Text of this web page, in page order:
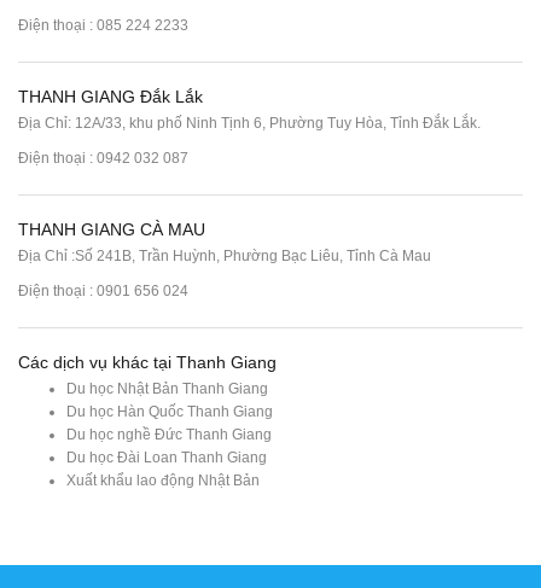
Điện thoại : 085 224 2233
THANH GIANG Đắk Lắk
Địa Chỉ: 12A/33, khu phố Ninh Tịnh 6, Phường Tuy Hòa, Tỉnh Đắk Lắk.
Điện thoại : 0942 032 087
THANH GIANG CÀ MAU
Địa Chỉ :Số 241B, Trần Huỳnh, Phường Bạc Liêu, Tỉnh Cà Mau
Điện thoại : 0901 656 024
Các dịch vụ khác tại Thanh Giang
Du học Nhật Bản Thanh Giang
Du học Hàn Quốc Thanh Giang
Du học nghề Đức Thanh Giang
Du học Đài Loan Thanh Giang
Xuất khẩu lao động Nhật Bản